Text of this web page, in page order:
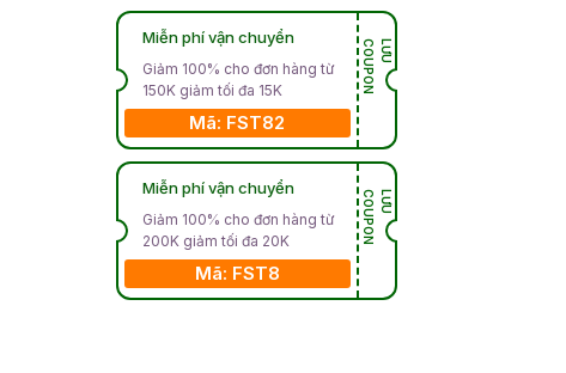
Miễn phí vận chuyển
Giảm 100% cho đơn hàng từ
150K giảm tối đa 15K
Mã: FST82
L
Ư
U
C
O
U
P
O
N
Miễn phí vận chuyển
Giảm 100% cho đơn hàng từ
200K giảm tối đa 20K
Mã: FST8
L
Ư
U
C
O
U
P
O
N